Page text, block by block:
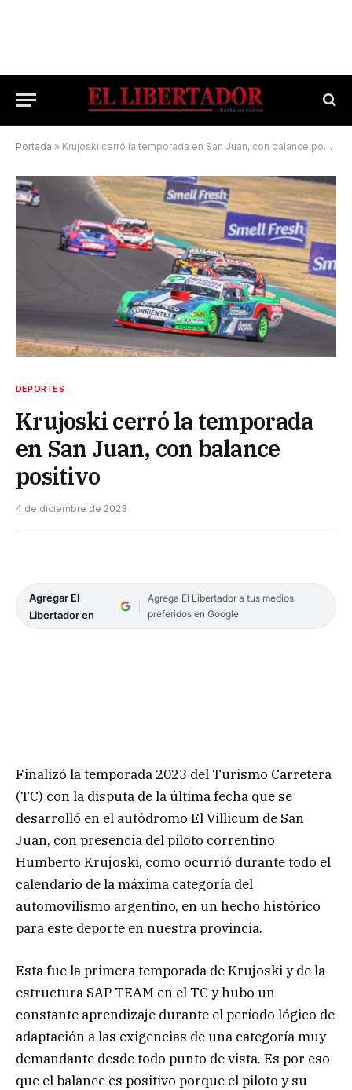
Portada » Krujoski cerró la temporada en San Juan, con balance positivo
DEPORTES
Krujoski cerró la temporada
en San Juan, con balance
positivo
4 de diciembre de 2023
Agregar El
Libertador en
Agrega El Libertador a tus medios
preferidos en Google
Finalizó la temporada 2023 del Turismo Carretera
(TC) con la disputa de la última fecha que se
desarrolló en el autódromo El Villicum de San
Juan, con presencia del piloto correntino
Humberto Krujoski, como ocurrió durante todo el
calendario de la máxima categoría del
automovilismo argentino, en un hecho histórico
para este deporte en nuestra provincia.
Esta fue la primera temporada de Krujoski y de la
estructura SAP TEAM en el TC y hubo un
constante aprendizaje durante el período lógico de
adaptación a las exigencias de una categoría muy
demandante desde todo punto de vista. Es por eso
que el balance es positivo porque el piloto y su